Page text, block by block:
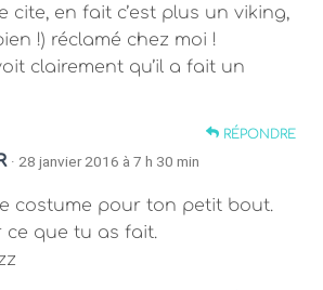
cite, en fait c’est plus un viking,
!) réclamé chez moi !
clairement qu’il a fait un
RÉPONDRE
· 28 janvier 2016 à 7 h 30 min
costume pour ton petit bout.
ce que tu as fait.